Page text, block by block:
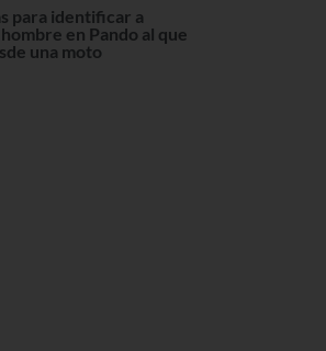
para identificar a
en Pando al que
una moto